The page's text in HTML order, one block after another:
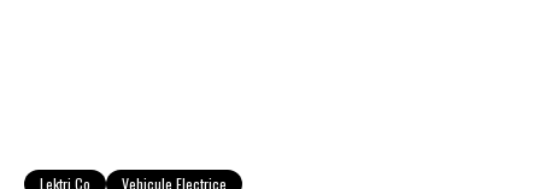
Lektri.Co Vehicule Electrice